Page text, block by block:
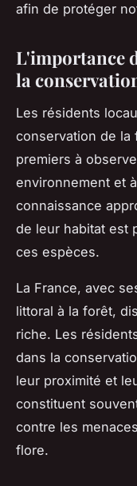
afin de protéger
L'importance
la
Les résidents
conservation de la
premiers à
environnement et
connaissance
de leur habitat est
ces espèces.
La France, avec
littoral à la forêt,
riche. Les
dans la
leur proximité et
constituent
contre les
flore.